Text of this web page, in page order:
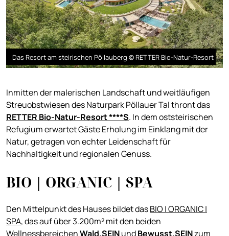
Das Resort am steirischen Pöllauberg © RETTER Bio-Natur-Resort
Inmitten der malerischen Landschaft und weitläufigen
Streuobstwiesen des Naturpark Pöllauer Tal thront das
RETTER Bio-Natur-Resort ****S. In dem oststeirischen
Refugium erwartet Gäste Erholung im Einklang mit der
Natur, getragen von echter Leidenschaft für
Nachhaltigkeit und regionalen Genuss.
BIO | ORGANIC | SPA
Den Mittelpunkt des Hauses bildet dasBIO | ORGANIC |
SPA, das auf über 3.200m² mit den beiden
WellnessbereichenWald.SEINundBewusst.SEINzum